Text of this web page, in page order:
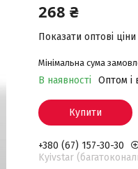
268 ₴
Показати оптові ціни
Мінімальна сума
В наявності Оптом і
Купити
+380 (67) 157-30-30
Kyivstar